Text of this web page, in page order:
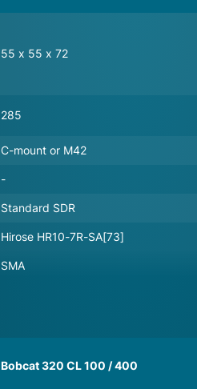
55 x 55 x 72
285
C-mount or M42
-
Standard SDR
Hirose HR10-7R-SA[73]
SMA
Bobcat 320 CL 100 / 400